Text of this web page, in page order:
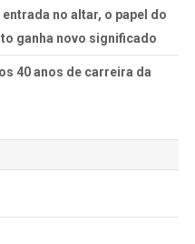
no altar, o papel do
ganha novo significado
40 anos de carreira da